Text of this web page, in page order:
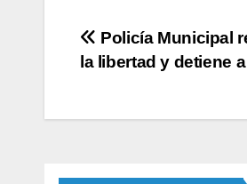
Navegación
entradas
Policía Municipal
la libertad y detiene